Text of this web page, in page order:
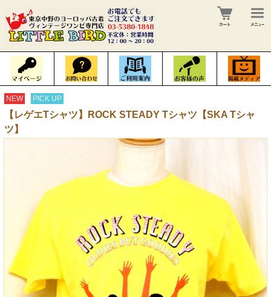
NEW PICK UP
【レゲエTシャツ】ROCK STEADY Tシャツ【SKA Tシャ
ツ】